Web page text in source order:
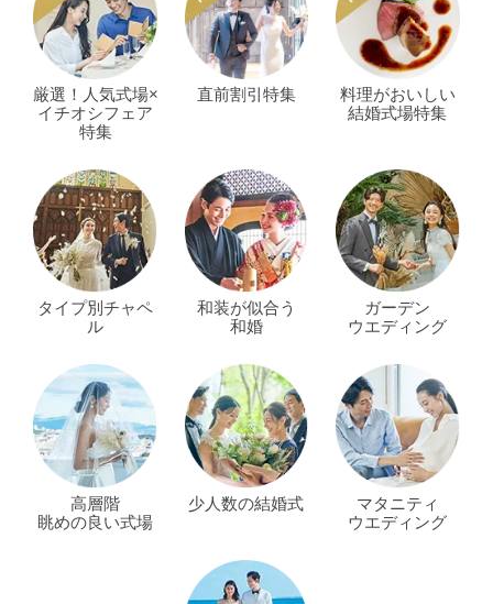
厳選！人気式場×
イチオシフェア
特集
直前割引特集
料理がおいしい
結婚式場特集
タイプ別チャペ
ル
和装が似合う
和婚
ガーデン
ウエディング
高層階
眺めの良い式場
少人数の結婚式
マタニティ
ウエディング